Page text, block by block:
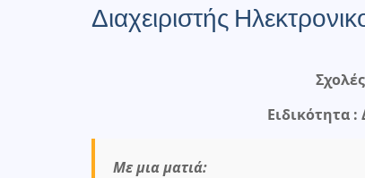
Διαχειριστής
Ειδικότητα
Με μια ματιά: